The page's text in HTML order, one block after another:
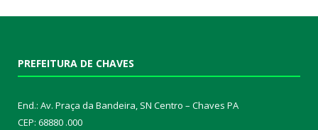
PREFEITURA DE CHAVES
End.: Av. Praça da Bandeira, SN Centro – Chaves PA
CEP: 68880 .000